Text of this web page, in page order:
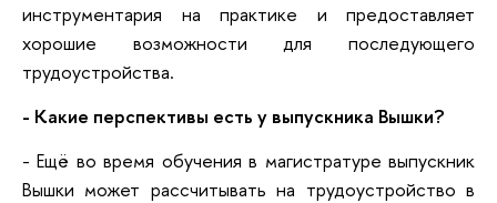
инструментария на практике и предоставляет
хорошие возможности для последующего
трудоустройства.
- Какие перспективы есть у выпускника Вышки?
- Ещё во время обучения в магистратуре выпускник
Вышки может рассчитывать на трудоустройство в